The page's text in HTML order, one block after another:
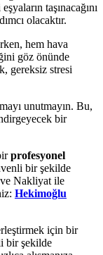
taşınacağını
olacaktır.
hem hava
göz önünde
gereksiz stresi
unutmayın. Bu,
bir
profesyonel
bir şekilde
Nakliyat ile
Hekimoğlu
için bir
bir şekilde